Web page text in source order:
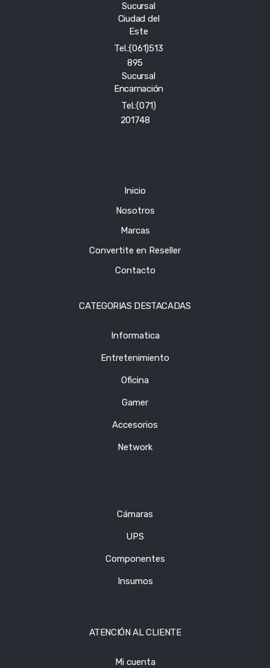
Sucursal
Ciudad del
Este
Tel.:(061)513
895
Sucursal
Encarnación
Tel.:(071)
201748
Inicio
Nosotros
Marcas
Convertite en Reseller
Contacto
CATEGORIAS DESTACADAS
Informatica
Entretenimiento
Oficina
Gamer
Accesorios
Network
Cámaras
UPS
Componentes
Insumos
ATENCIÓN AL CLIENTE
Mi cuenta